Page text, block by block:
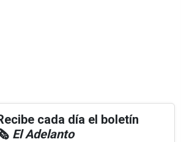
cada día el boletín
El Adelanto